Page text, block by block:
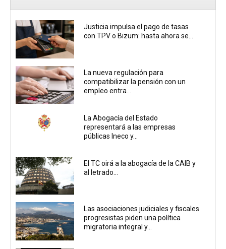
Justicia impulsa el pago de tasas
con TPV o Bizum: hasta ahora se...
La nueva regulación para
compatibilizar la pensión con un
empleo entra...
La Abogacía del Estado
representará a las empresas
públicas Ineco y...
El TC oirá a la abogacía de la CAIB y
al letrado...
Las asociaciones judiciales y fiscales
progresistas piden una política
migratoria integral y...